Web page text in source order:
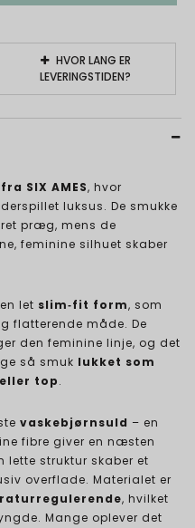
HVOR LANG ER
LEVERINGSTIDEN?
SIX AMES, hvor
luksus. De smukke
præg, mens de
feminine silhuet skaber
let slim‑fit form, som
flatterende måde. De
den feminine linje, og det
så smuk lukket som
top.
vaskebjørnsuld – en
fibre giver en næsten
lette struktur skaber et
overflade. Materialet er
, hvilket
Mange oplever det